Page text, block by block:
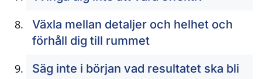
Växla mellan detaljer och helhet och
förhåll dig till rummet
Säg inte i början vad resultatet ska bli